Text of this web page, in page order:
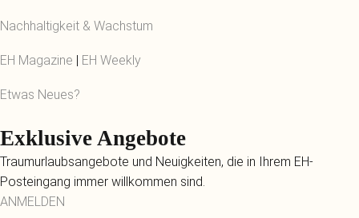
Nachhaltigkeit & Wachstum
EH Magazine | EH Weekly
Etwas Neues?
Exklusive Angebote
Traumurlaubsangebote und Neuigkeiten, die in Ihrem EH-
Posteingang immer willkommen sind.
ANMELDEN